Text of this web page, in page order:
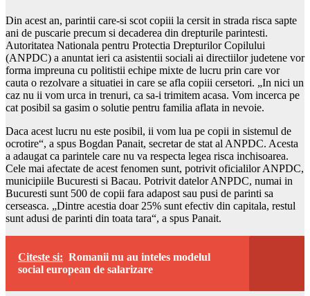
Din acest an, parintii care-si scot copiii la cersit in strada risca sapte
ani de puscarie precum si decaderea din drepturile parintesti.
Autoritatea Nationala pentru Protectia Drepturilor Copilului
(ANPDC) a anuntat ieri ca asistentii sociali ai directiilor judetene vor
forma impreuna cu politistii echipe mixte de lucru prin care vor
cauta o rezolvare a situatiei in care se afla copiii cersetori. „In nici un
caz nu ii vom urca in trenuri, ca sa-i trimitem acasa. Vom incerca pe
cat posibil sa gasim o solutie pentru familia aflata in nevoie.
Daca acest lucru nu este posibil, ii vom lua pe copii in sistemul de
ocrotire“, a spus Bogdan Panait, secretar de stat al ANPDC. Acesta
a adaugat ca parintele care nu va respecta legea risca inchisoarea.
Cele mai afectate de acest fenomen sunt, potrivit oficialilor ANPDC,
municipiile Bucuresti si Bacau. Potrivit datelor ANPDC, numai in
Bucuresti sunt 500 de copii fara adapost sau pusi de parinti sa
cerseasca. „Dintre acestia doar 25% sunt efectiv din capitala, restul
sunt adusi de parinti din toata tara“, a spus Panait.
Citeste si: Romanii nu au inteles modelul
social european de salarizare